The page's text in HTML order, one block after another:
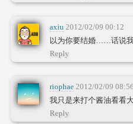
axiu 2012/02/09 00:12
以为你要结婚……话说我
Reply
riophae 2012/02/09 08:56
我只是来打个酱油看看
Reply